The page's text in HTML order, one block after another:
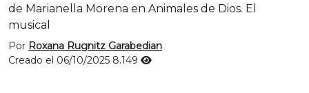
de Marianella Morena en Animales de Dios. El
musical
Por Roxana Rugnitz Garabedian
Creado el 06/10/2025 8.149